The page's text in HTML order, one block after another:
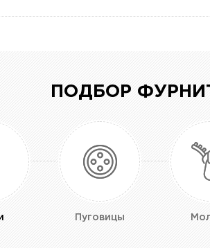
ПОДБОР
Пуговицы